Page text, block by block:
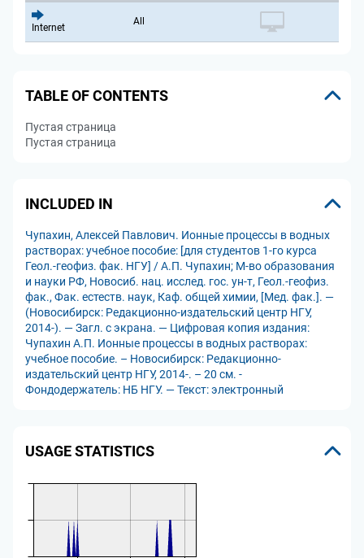
Internet
All
TABLE OF CONTENTS
Пустая страница
Пустая страница
INCLUDED IN
Чупахин, Алексей Павлович. Ионные процессы в водных
растворах: учебное пособие: [для студентов 1-го курса
Геол.-геофиз. фак. НГУ] / А.П. Чупахин; М-во образования
и науки РФ, Новосиб. нац. исслед. гос. ун-т, Геол.-геофиз.
фак., Фак. естеств. наук, Каф. общей химии, [Мед. фак.]. —
(Новосибирск: Редакционно-издательский центр НГУ,
2014-). — Загл. с экрана. — Цифровая копия издания:
Чупахин А.П. Ионные процессы в водных растворах:
учебное пособие. – Новосибирск: Редакционно-
издательский центр НГУ, 2014-. – 20 см. -
Фондодержатель: НБ НГУ. — Текст: электронный
USAGE STATISTICS